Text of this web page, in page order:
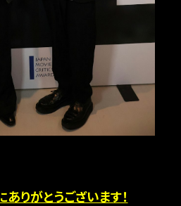
ありがとうございます！